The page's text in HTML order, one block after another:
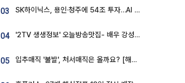
03 SK하이닉스, 용인·청주에 54조 투자…AI 메모리 생산기지 키운다
04 '2TV 생생정보' 오늘방송맛집- 배우 강성진 단골! 쌀국수ㆍ푸팟퐁 커리 맛집 '블○○○'
05 입추매직 '불발', 처서매직은 올까요? [해시태그]